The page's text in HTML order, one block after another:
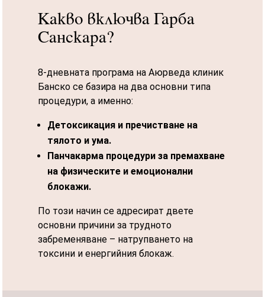
Какво включва Гарба
Санскара?
8-дневната програма на Аюрведа клиник
Банско се базира на два основни типа
процедури, а именно:
Детоксикация и пречистване на
тялото и ума.
Панчакарма процедури за премахване
на физическите и емоционални
блокажи.
По този начин се адресират двете
основни причини за трудното
забременяване – натрупването на
токсини и енергийния блокаж.